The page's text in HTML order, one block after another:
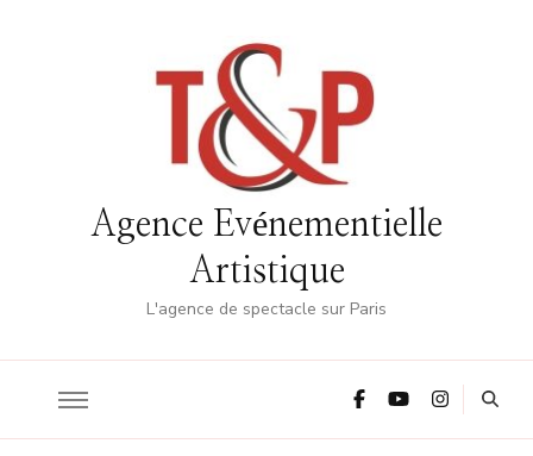
Agence Evénementielle
Artistique
L'agence de spectacle sur Paris